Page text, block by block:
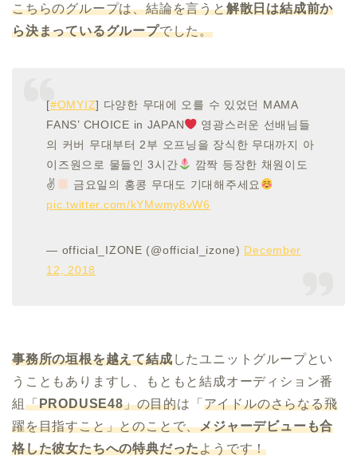
こちらのグループは、結論を言うと解散日は結成前か
ら決まっているグループでした。
[#OMYIZ] 다양한 무대에 오를 수 있었던 MAMA
FANS’ CHOICE in JAPAN
영광스러운 선배님들
의 커버 무대부터 2부 오프닝을 장식한 무대까지 아
이즈원으로 물들인 3시간
깜짝 등장한 채원이도
✌
금요일의 홍콩 무대도 기대해주세요
pic.twitter.com/kYMwmy8vW6
— official_IZONE (@official_izone) December
12, 2018
事務所の垣根を越えて結成したユニットグループとい
うこともありますし、もともと結成オーディション番
組 「PRODUSE48」の目的は「 アイドルのさらなる飛
躍を目指すこと」とのことで、メジャーデビューも合
格した彼女たちへの特典だったようです！